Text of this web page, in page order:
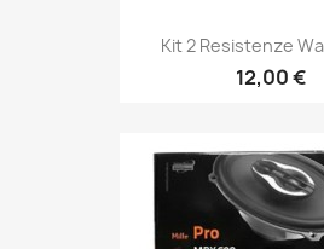
Kit 2 Resistenze
12,00 €